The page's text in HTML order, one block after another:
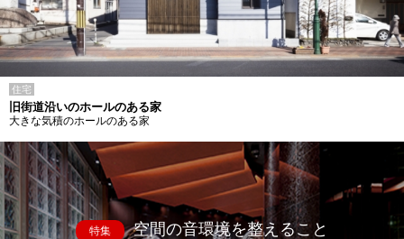
住宅
旧街道沿いのホールのある家
大きな気積のホールのある家
特集 空間の音環境を整えること